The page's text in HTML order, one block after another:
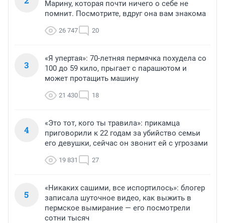
Марину, которая почти ничего о себе не
помнит. Посмотрите, вдруг она вам знакома
26 747 20
3
«Я упертая»: 70-летняя пермячка похудела со
100 до 59 кило, прыгает с парашютом и
может протащить машину
21 430 18
4
«Это тот, кого ты травила»: прикамца
приговорили к 22 годам за убийство семьи
его девушки, сейчас он звонит ей с угрозами
19 831 27
5
«Никаких сашими, все испортилось»: блогер
записала шуточное видео, как выжить в
пермское вымирание — его посмотрели
сотни тысяч